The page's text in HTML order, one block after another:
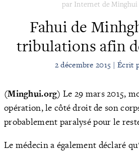
par Internet de
Fahui de
tribulations afin
2 décembre 2015 | Écrit
(Minghui.org) Le 29 mars 2015,
opération, le côté droit de son
probablement paralysé pour le
Le médecin a également déclaré